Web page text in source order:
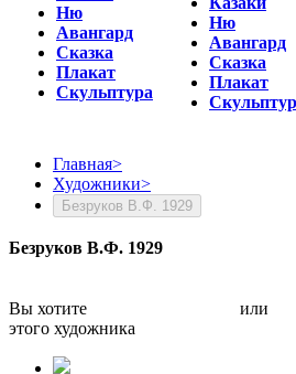
Ню
Авангард
Сказка
Плакат
Скульптура
Ню
Авангард
Сказка
Плакат
Главная>
Художники>
Безруков В.Ф. 1929
Безруков В.Ф. 1929
Вы хотите или
этого художника